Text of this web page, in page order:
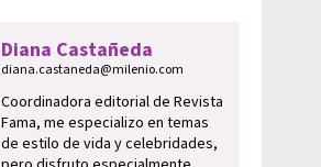
Diana Castañeda
diana.castaneda@milenio.com
Coordinadora editorial de Revista
Fama, me especializo en temas
de estilo de vida y celebridades,